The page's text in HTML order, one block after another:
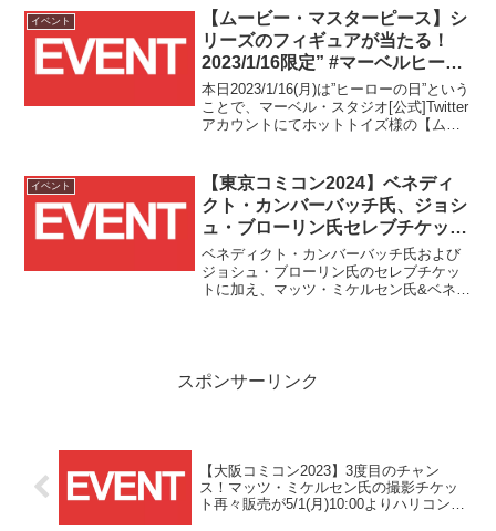
入場回が対象となります！
イベント
【ムービー・マスターピース】シ
リーズのフィギュアが当たる！
2023/1/16限定” #マーベルヒーロ
ーの日2023キャンペーン “開催
中！！
本日2023/1/16(月)は”ヒーローの日”という
ことで、マーベル・スタジオ[公式]Twitter
アカウントにてホットトイズ様の【ムー
ーンが1日限定で開催中です！！
イベント
【東京コミコン2024】ベネディ
クト・カンバーバッチ氏、ジョシ
ュ・ブローリン氏セレブチケット
とドクター・ストレンジW撮影&
デッドプールW撮影券が
11/6(水)12時より発売！！
ベネディクト・カンバーバッチ氏および
ジョシュ・ブローリン氏のセレブチケッ
トに加え、マッツ・ミケルセン氏&ベネデ
スポンサーリンク
【大阪コミコン2023】3度目のチャン
ス！マッツ・ミケルセン氏の撮影チケッ
ト再々販売が5/1(月)10:00よりハリコンサ